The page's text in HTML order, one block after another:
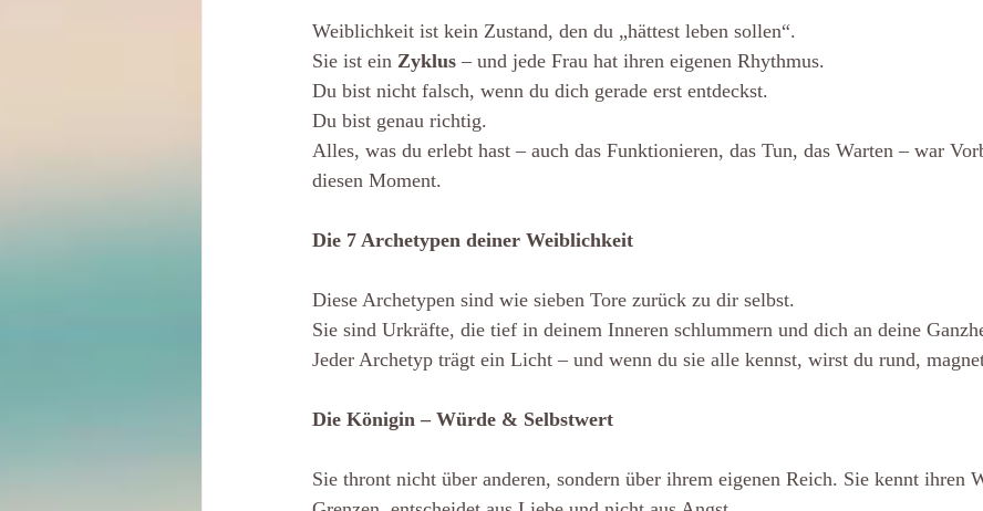
Weiblichkeit ist kein Zustand, den du „hättest leben sollen“.
Sie ist ein Zyklus – und jede Frau hat ihren eigenen Rhythmus.
Du bist nicht falsch, wenn du dich gerade erst entdeckst.
Du bist genau richtig.
Alles, was du erlebt hast – auch das Funktionieren, das Tun, das Warten – war
diesen Moment.
Die 7 Archetypen deiner Weiblichkeit
Diese Archetypen sind wie sieben Tore zurück zu dir selbst.
Sie sind Urkräfte, die tief in deinem Inneren schlummern und dich an deine
Jeder Archetyp trägt ein Licht – und wenn du sie alle kennst, wirst du rund,
Die Königin – Würde & Selbstwert
Sie thront nicht über anderen, sondern über ihrem eigenen Reich. Sie kennt ihren